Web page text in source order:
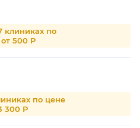
клиниках по
500 Р
по цене
300 Р